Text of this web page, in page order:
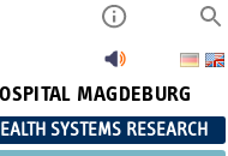
MAGDEBURG
SYSTEMS RESEARCH